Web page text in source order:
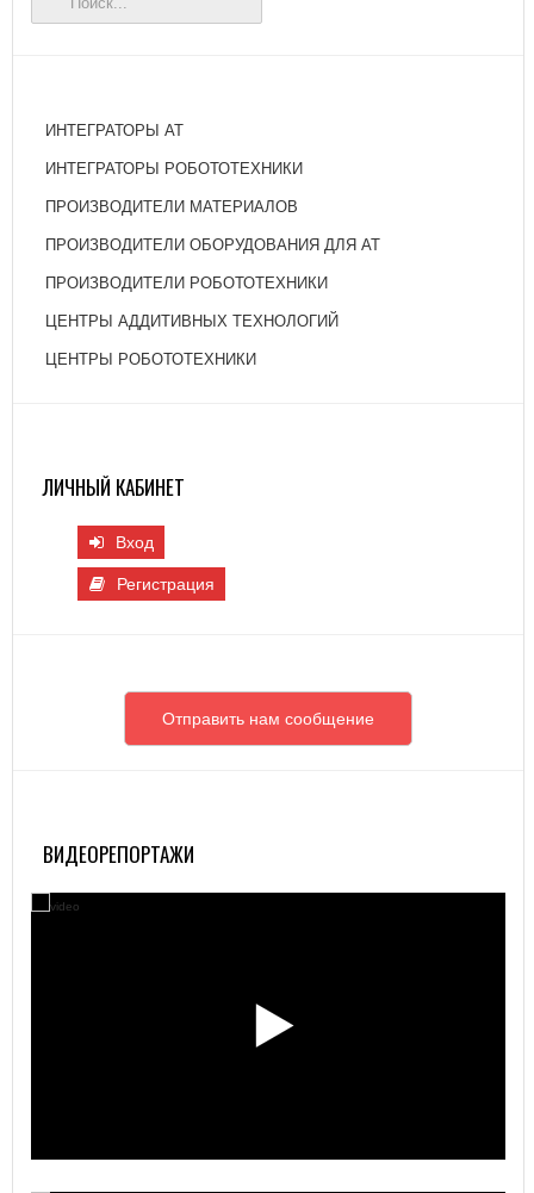
ИНТЕГРАТОРЫ АТ
ИНТЕГРАТОРЫ РОБОТОТЕХНИКИ
ПРОИЗВОДИТЕЛИ МАТЕРИАЛОВ
ПРОИЗВОДИТЕЛИ ОБОРУДОВАНИЯ ДЛЯ АТ
ПРОИЗВОДИТЕЛИ РОБОТОТЕХНИКИ
ЦЕНТРЫ АДДИТИВНЫХ ТЕХНОЛОГИЙ
ЦЕНТРЫ РОБОТОТЕХНИКИ
ЛИЧНЫЙ КАБИНЕТ
Вход
Регистрация
Отправить нам сообщение
ВИДЕОРЕПОРТАЖИ